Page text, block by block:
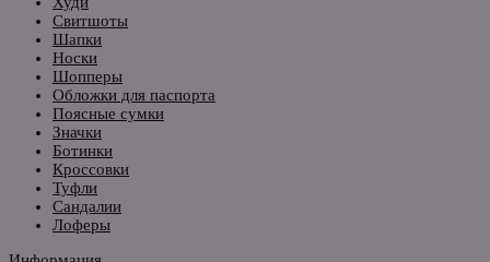
Свитшоты
Шапки
Носки
Шопперы
Обложки для паспорта
Поясные сумки
Значки
Ботинки
Кроссовки
Туфли
Сандалии
Лоферы